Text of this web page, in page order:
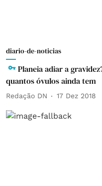
diario-de-noticias
Planeia adiar a
quantos óvulos ainda tem
Redação DN 17 Dez 2018